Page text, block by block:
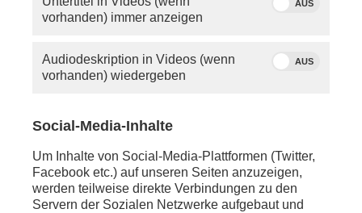
Parteivorsitzender)
Pressekonferenz zur Regierungsbildung in
Österreich mit Herbert Kickl
phoenix nachgefragt mitAnja Maier
ca. 12:30 Uhr LIVE - Berlin:
Pressekonferenz mit u.a. Bundesfamilienministerin
Lisa Pauszum 9. Altersbericht der Bundesregierung
vorhanden) immer anzeigen
AUS
Audiodeskription in Videos (wenn
vorhanden) wiedergeben
AUS
Social-Media-Inhalte
Um Inhalte von Social-Media-Plattformen (Twitter,
Facebook etc.) auf unseren Seiten anzuzeigen,
werden teilweise direkte Verbindungen zu den
Servern der Sozialen Netzwerke aufgebaut und